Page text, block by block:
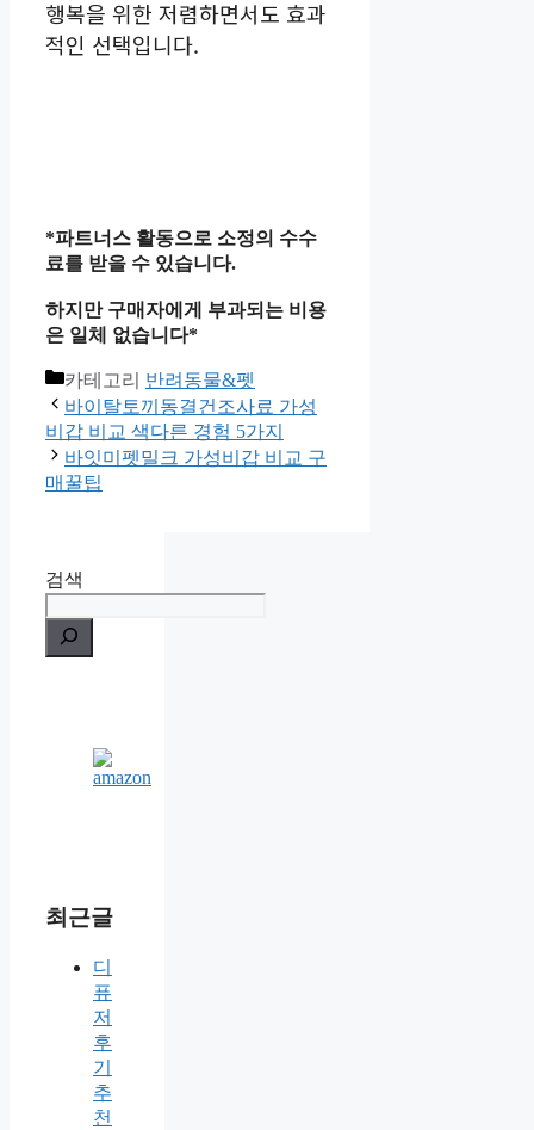
행복을 위한 저렴하면서도 효과
적인 선택입니다.
*파트너스 활동으로 소정의 수수
료를 받을 수 있습니다.
하지만 구매자에게 부과되는 비용
은 일체 없습니다*
카테고리 반려동물&펫
바이탈토끼동결건조사료 가성
비갑 비교 색다른 경험 5가지
바잇미펫밀크 가성비갑 비교 구
매꿀팁
검색
최근글
디
퓨
저
후
기
추
천